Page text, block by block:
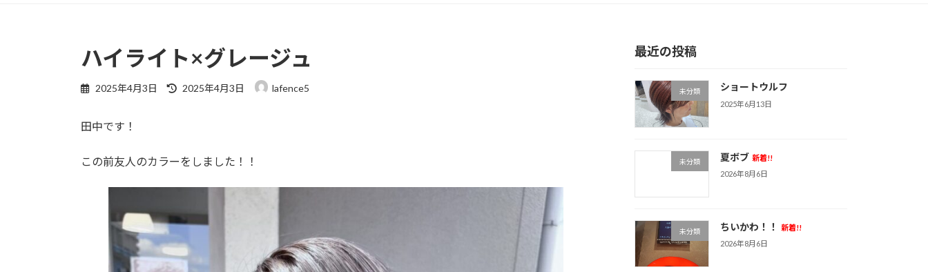
ハイライト×グレージュ
2025年4月3日
最
時
:
2025年4月3日 lafence5
田中です！
この前友人のカラーをしました！！
最近の投稿
未分類 ショートウルフ
2025年6月13日
未分類 夏ボブ 新着!!
2026年8月6日
未分類 ちいかわ！！
新着!!
2026年8月6日